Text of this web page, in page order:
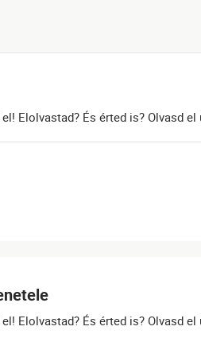
Elolvastad? És érted is? Olvasd
Elolvastad? És érted is? Olvasd